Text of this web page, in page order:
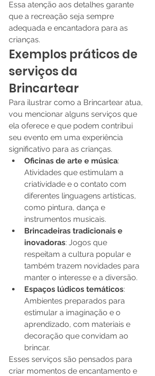
Essa atenção aos detalhes garante
que a recreação seja sempre
adequada e encantadora para as
crianças.
Exemplos práticos de
serviços da
Brincartear
Para ilustrar como a Brincartear atua,
vou mencionar alguns serviços que
ela oferece e que podem contribui
seu evento em uma experiência
significativo para as crianças.
Oficinas de arte e música:
Atividades que estimulam a
criatividade e o contato com
diferentes linguagens artísticas,
como pintura, dança e
instrumentos musicais.
Brincadeiras tradicionais e
inovadoras: Jogos que
respeitam a cultura popular e
também trazem novidades para
manter o interesse e a diversão.
Espaços lúdicos temáticos:
Ambientes preparados para
estimular a imaginação e o
aprendizado, com materiais e
decoração que convidam ao
brincar.
Esses serviços são pensados para
criar momentos de encantamento e